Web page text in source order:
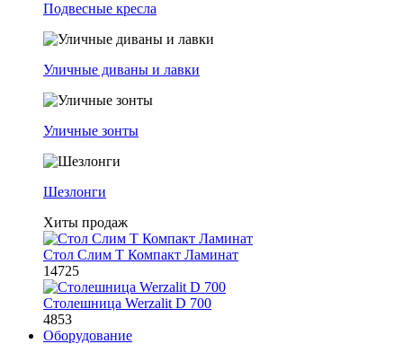
Подвесные кресла
Уличные диваны и лавки
Уличные зонты
Шезлонги
Хиты продаж
Стол Слим Т Компакт Ламинат
14725
Столешница Werzalit D 700
4853
Оборудование